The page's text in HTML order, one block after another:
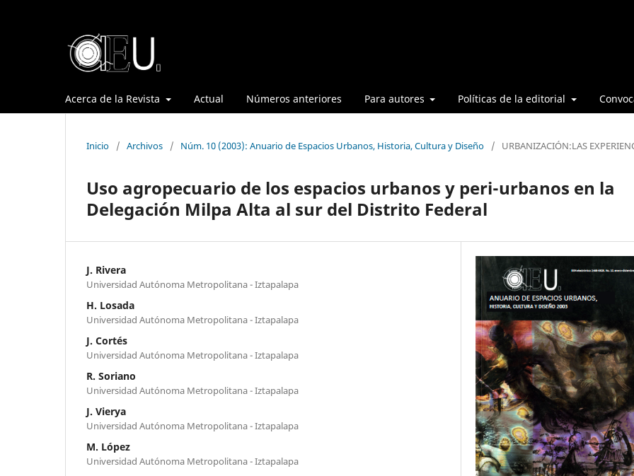
Acerca de la Revista Actual Números anteriores Para autores Políticas de la editorial
Inicio / Archivos / Núm. 10 (2003): Anuario de Espacios Urbanos, Historia, Cultura y Diseño / URBANIZACIÓN:LAS
Uso agropecuario de los espacios urbanos y peri-urbanos en la
Delegación Milpa Alta al sur del Distrito Federal
J. Rivera
Universidad Autónoma Metropolitana - Iztapalapa
H. Losada
Universidad Autónoma Metropolitana - Iztapalapa
J. Cortés
Universidad Autónoma Metropolitana - Iztapalapa
R. Soriano
Universidad Autónoma Metropolitana - Iztapalapa
J. Vierya
Universidad Autónoma Metropolitana - Iztapalapa
M. López
Universidad Autónoma Metropolitana - Iztapalapa